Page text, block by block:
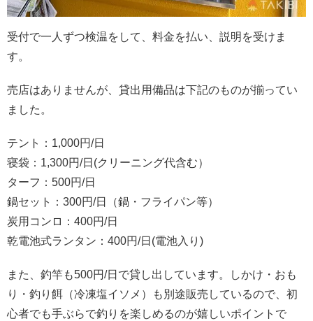
受付で一人ずつ検温をして、料金を払い、説明を受けま
す。
売店はありませんが、貸出用備品は下記のものが揃ってい
ました。
テント：1,000円/日
寝袋：1,300円/日(クリーニング代含む）
ターフ：500円/日
鍋セット：300円/日（鍋・フライパン等）
炭用コンロ：400円/日
乾電池式ランタン：400円/日(電池入り)
また、釣竿も500円/日で貸し出しています。しかけ・おも
り・釣り餌（冷凍塩イソメ）も別途販売しているので、初
心者でも手ぶらで釣りを楽しめるのが嬉しいポイントで